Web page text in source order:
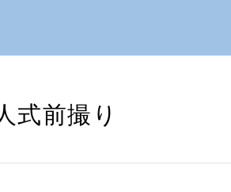
式前撮り